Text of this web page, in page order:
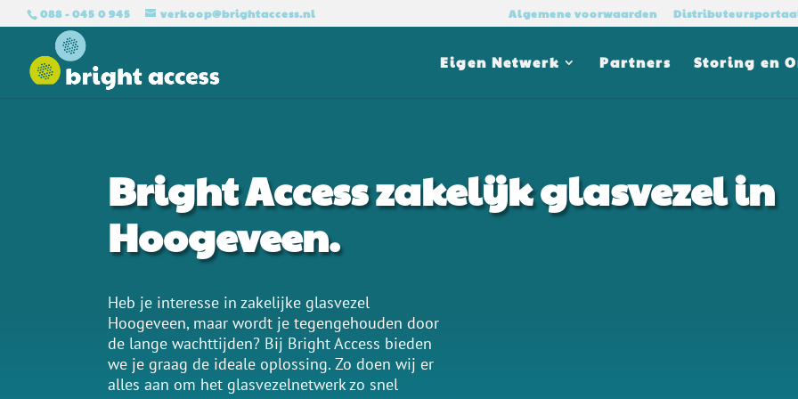
088 - 045 0 945 verkoop@brightaccess.nl Algemene voorwaarden
Eigen Netwerk Partners Storing en
Bright Access zakelijk glasvezel in
Hoogeveen.
Heb je interesse in zakelijke glasvezel
Hoogeveen, maar wordt je tegengehouden door
de lange wachttijden? Bij Bright Access bieden
we je graag de ideale oplossing. Zo doen wij er
alles aan om het glasvezelnetwerk zo snel